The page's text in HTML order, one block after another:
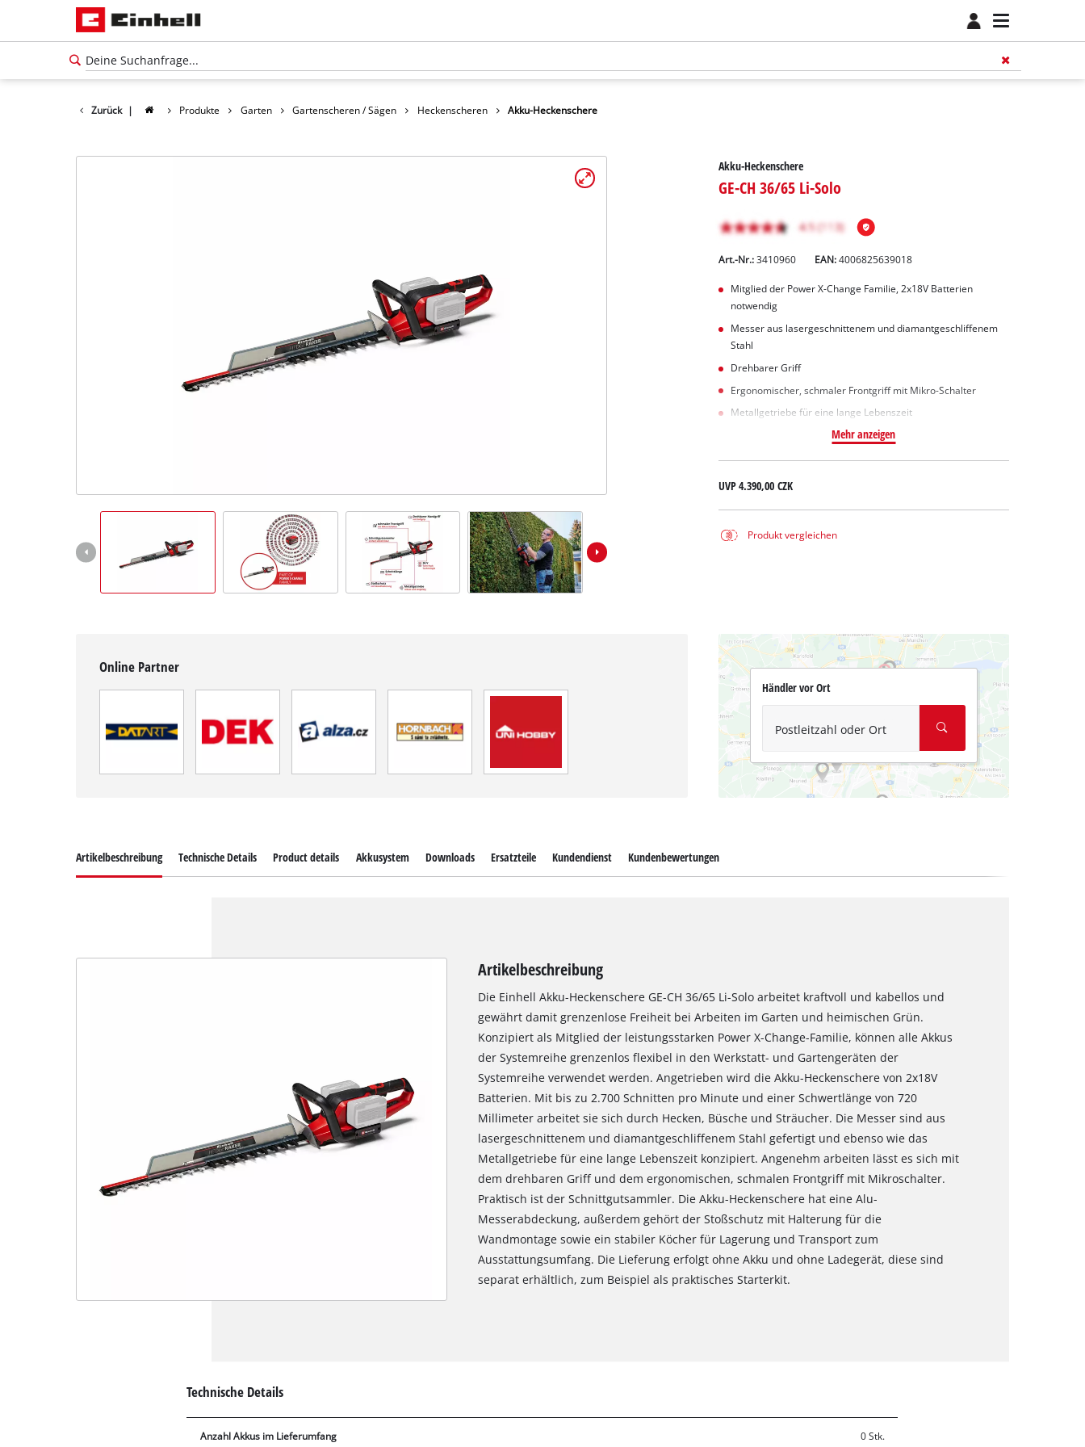
Zurück | Produkte Garten Gartenscheren / Sägen Heckenscheren Akku-Heckenschere
Akku-Heckenschere
GE-CH 36/65 Li-Solo
Art.-Nr.: 3410960 EAN:4006825639018
Mitglied der Power X-Change Familie, 2x18V Batterien
notwendig
Messer aus lasergeschnittenem und diamantgeschliffenem
Stahl
Drehbarer Griff
Ergonomischer, schmaler Frontgriff mit Mikro-Schalter
Metallgetriebe für eine lange Lebenszeit
Mehr anzeigen
UVP4.390,00 CZK
Produkt vergleichen
Online Partner
Händler vor Ort
Postleitzahl oder Ort
Artikelbeschreibung Technische Details Product details Akkusystem Downloads Ersatzteile Kundendienst Kundenbewertungen
Artikelbeschreibung
Die Einhell Akku-Heckenschere GE-CH 36/65 Li-Solo arbeitet kraftvoll und kabellos und
gewährt damit grenzenlose Freiheit bei Arbeiten im Garten und heimischen Grün.
Konzipiert als Mitglied der leistungsstarken Power X-Change-Familie, können alle Akkus
der Systemreihe grenzenlos flexibel in den Werkstatt- und Gartengeräten der
Systemreihe verwendet werden. Angetrieben wird die Akku-Heckenschere von 2x18V
Batterien. Mit bis zu 2.700 Schnitten pro Minute und einer Schwertlänge von 720
Millimeter arbeitet sie sich durch Hecken, Büsche und Sträucher. Die Messer sind aus
lasergeschnittenem und diamantgeschliffenem Stahl gefertigt und ebenso wie das
Metallgetriebe für eine lange Lebenszeit konzipiert. Angenehm arbeiten lässt es sich mit
dem drehbaren Griff und dem ergonomischen, schmalen Frontgriff mit Mikroschalter.
Praktisch ist der Schnittgutsammler. Die Akku-Heckenschere hat eine Alu-
Messerabdeckung, außerdem gehört der Stoßschutz mit Halterung für die
Wandmontage sowie ein stabiler Köcher für Lagerung und Transport zum
Ausstattungsumfang. Die Lieferung erfolgt ohne Akku und ohne Ladegerät, diese sind
separat erhältlich, zum Beispiel als praktisches Starterkit.
Technische Details
Anzahl Akkus im Lieferumfang 0 Stk.